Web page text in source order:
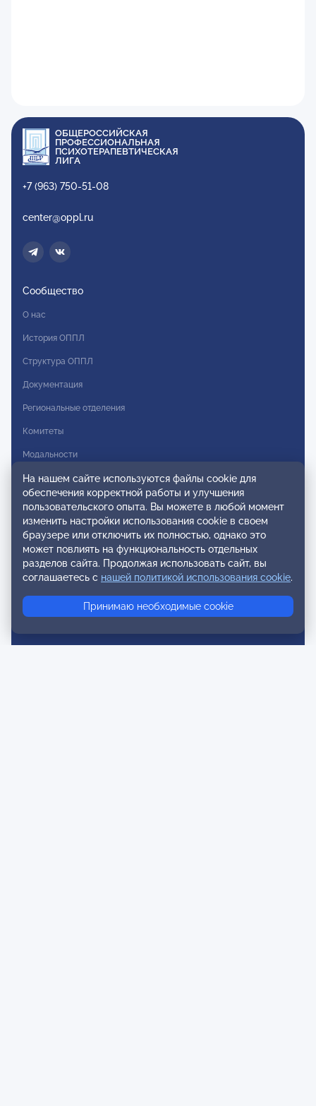
ОБЩЕРОССИЙСКАЯ
ПРОФЕССИОНАЛЬНАЯ
ПСИХОТЕРАПЕВТИЧЕСКАЯ
ЛИГА
+7 (963) 750-51-08
center@oppl.ru
Сообщество
О нас
История ОППЛ
Структура ОППЛ
Документация
Региональные отделения
Комитеты
Модальности
Вступление в ОППЛ
Реестры
Реестр наблюдательных членов
Реестр консультативных членов
Реестр действительных членов
Реестр аккредитованных супервизоров
На нашем сайте используются файлы cookie для
обеспечения корректной работы и улучшения
пользовательского опыта. Вы можете в любой момент
изменить настройки использования cookie в своем
браузере или отключить их полностью, однако это
может повлиять на функциональность отдельных
разделов сайта. Продолжая использовать сайт, вы
соглашаетесь с нашей политикой использования cookie.
Принимаю необходимые cookie